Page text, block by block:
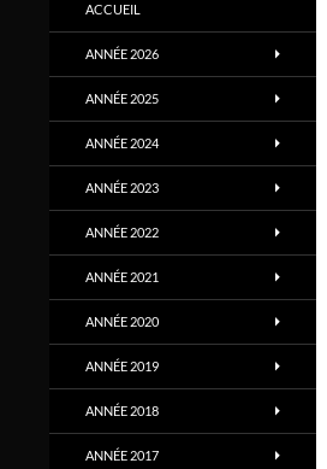
ACCUEIL
ANNÉE 2026
ANNÉE 2025
ANNÉE 2024
ANNÉE 2023
ANNÉE 2022
ANNÉE 2021
ANNÉE 2020
ANNÉE 2019
ANNÉE 2018
ANNÉE 2017